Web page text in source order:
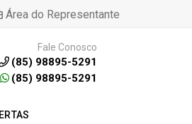
Área do Representante
Fale Conosco
(85) 98895-5291
(85) 98895-5291